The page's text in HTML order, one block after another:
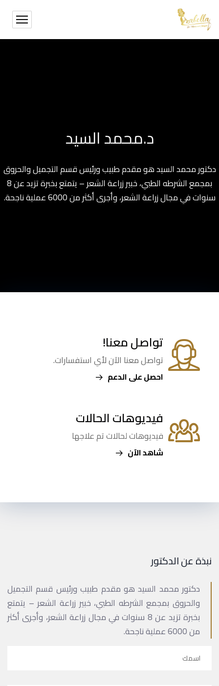
د.محمد السيد
دكتور محمد السيد هو مقدم طبيب ورئيس قسم التجميل والحروق
بمجمع الشرطه الطبي، خبير زراعة الشعر – يتمتع بخبرة تزيد عن 8
سنوات في مجال زراعة الشعر، وأجرى أكثر من 6000 عملية ناجحة.
تواصل معنا!
تواصل معنا الآن لأي استفسارات.
احصل على الدعم
فيديوهات الحالات
فيديوهات لحالات تم علاجها
شاهد الآن
نبذة عن الدكتور
دكتور محمد السيد هو مقدم طبيب ورئيس قسم التجميل
والحروق بمجمع الشرطه الطبي، خبير زراعة الشعر – يتمتع
بخبرة تزيد عن 8 سنوات في مجال زراعة الشعر، وأجرى أكثر
من 6000 عملية ناجحة.